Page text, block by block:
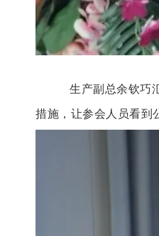
生产副总余钦巧
措施，让参会人员看到